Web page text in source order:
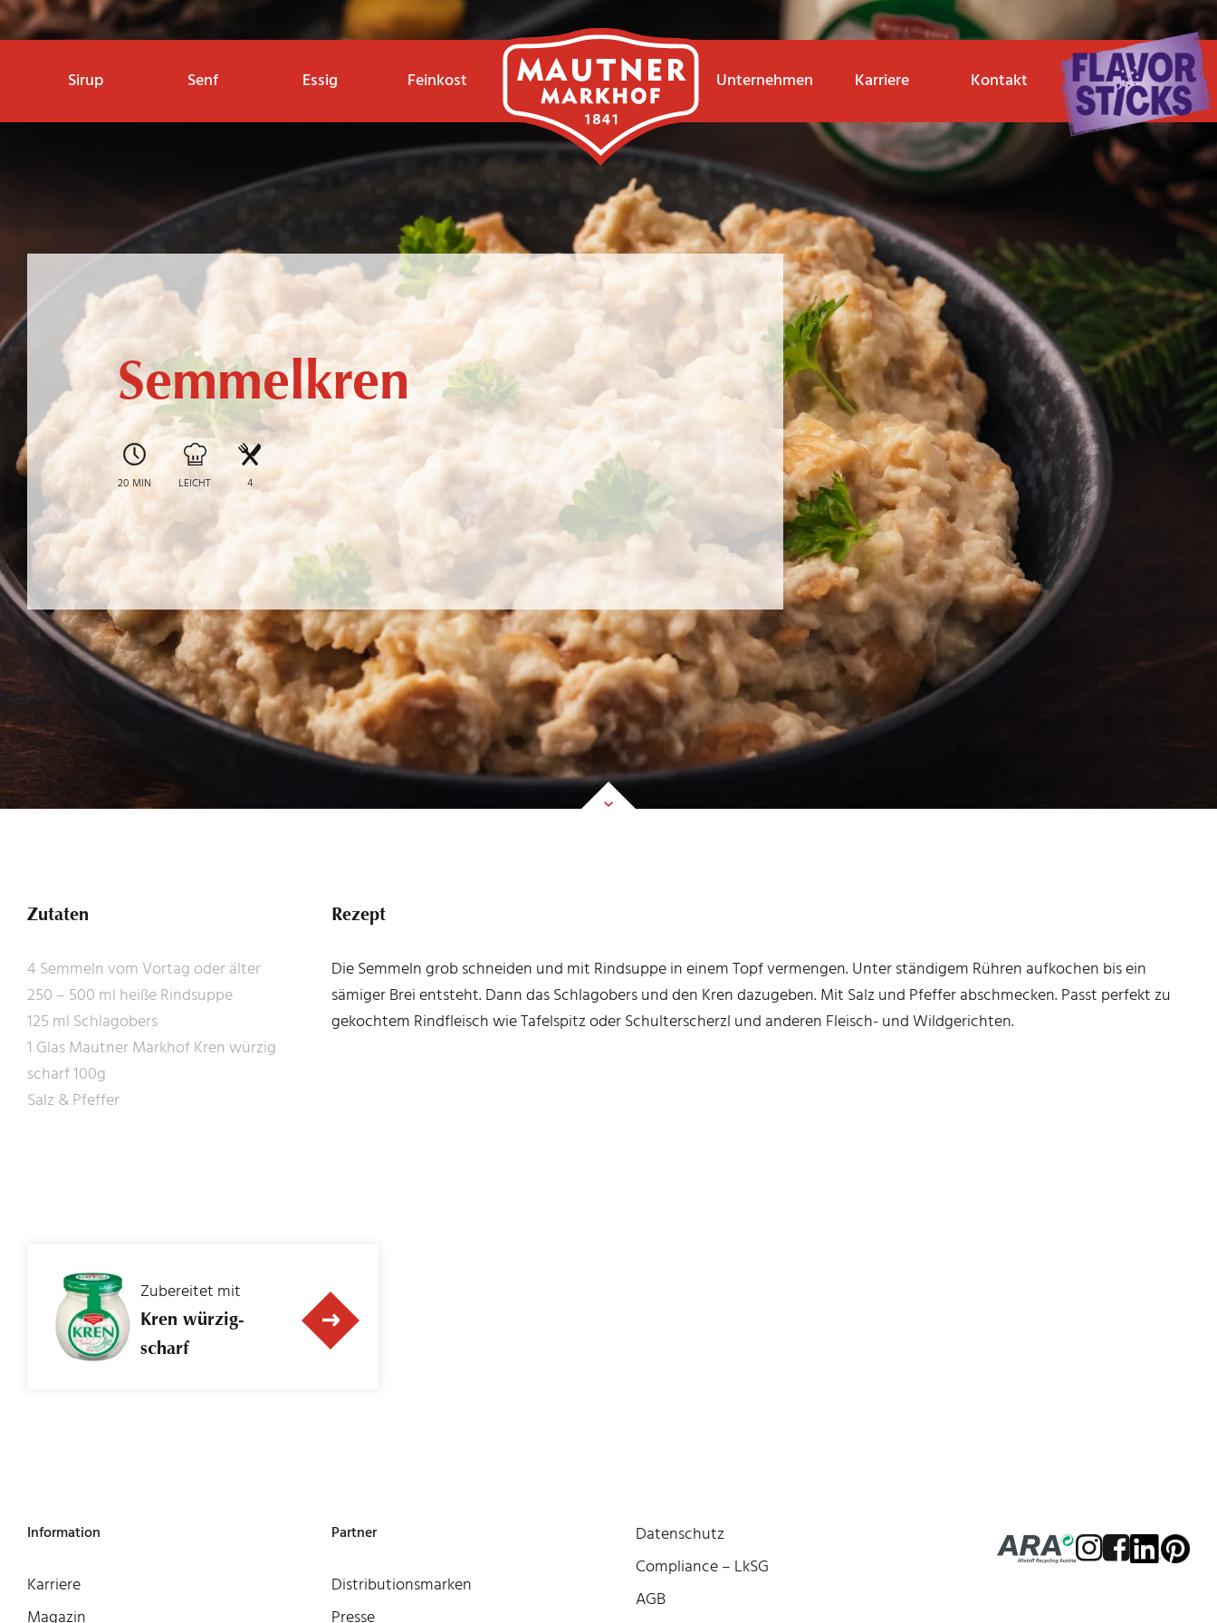
Sirup Senf Essig Feinkost Unternehmen Karriere Kontakt
Semmelkren
20 MIN LEICHT 4
Zutaten
4 Semmeln vom Vortag oder älter
250 – 500 ml heiße Rindsuppe
125 ml Schlagobers
1 Glas Mautner Markhof Kren würzig
scharf 100g
Salz & Pfeffer
Rezept
Die Semmeln grob schneiden und mit Rindsuppe in einem Topf vermengen. Unter ständigem Rühren aufkochen bis ein
sämiger Brei entsteht. Dann das Schlagobers und den Kren dazugeben. Mit Salz und Pfeffer abschmecken. Passt perfekt zu
gekochtem Rindfleisch wie Tafelspitz oder Schulterscherzl und anderen Fleisch- und Wildgerichten.
Zubereitet mit
Kren würzig-
scharf
Information
Karriere
Magazin
Partner
Distributionsmarken
Presse
Datenschutz
Compliance – LkSG
AGB